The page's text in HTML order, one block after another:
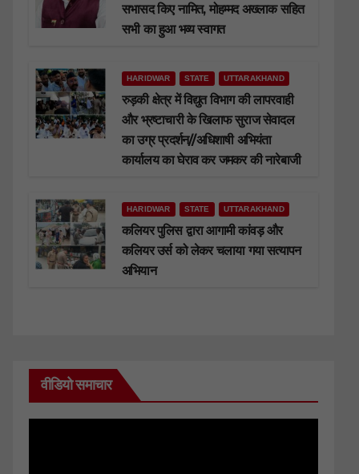
सभासद किए नामित, मोहम्मद अख्लाक सहित
सभी का हुआ भव्य स्वागत
HARIDWAR STATE UTTARAKHAND
रुड़की क्षेत्र में विद्युत विभाग की लापरवाही
और भ्रष्टाचारी के खिलाफ सुराज सेवादल
का उग्र प्रदर्शन//अधिशाषी अभियंता
कार्यालय का घेराव कर जमकर की नारेबाजी
HARIDWAR STATE UTTARAKHAND
कलियर पुलिस द्वारा आगामी कांवड़ और
कलियर उर्स को लेकर चलाया गया सत्यापन
अभियान
वीडियो समाचार